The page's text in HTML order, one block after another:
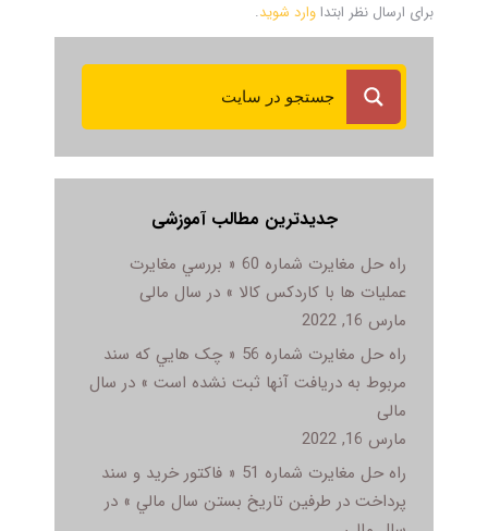
برای ارسال نظر ابتداوارد شوید.
جدیدترین مطالب آموزشی
راه حل مغایرت شماره 60 « بررسي مغايرت
عمليات ها با کاردکس کالا » در سال مالی
مارس 16, 2022
راه حل مغایرت شماره 56 « چک هايي که سند
مربوط به دريافت آنها ثبت نشده است » در سال
مالی
مارس 16, 2022
راه حل مغایرت شماره 51 « فاکتور خريد و سند
پرداخت در طرفين تاريخ بستن سال مالي » در